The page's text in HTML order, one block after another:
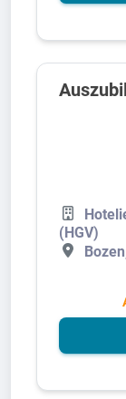
(HGV)